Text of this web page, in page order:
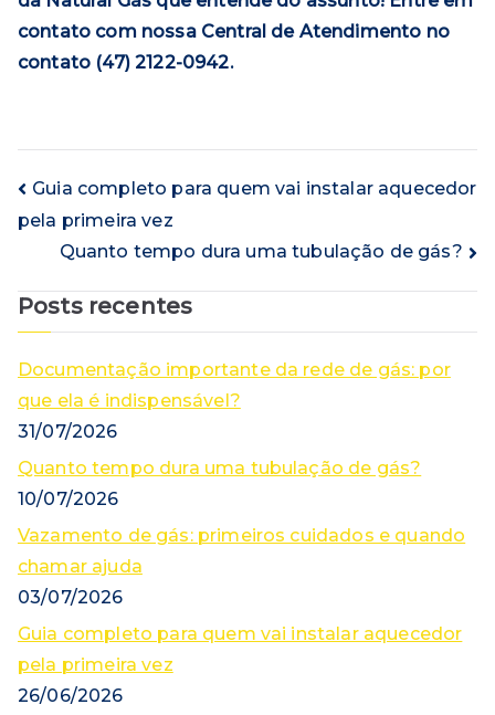
contato com nossa Central de Atendimento no
contato (47) 2122-0942.
Navegação
de
Post
Guia completo para quem vai instalar aquecedor
pela primeira vez
Quanto tempo dura uma tubulação de gás?
Posts recentes
Documentação importante da rede de gás: por
que ela é indispensável?
31/07/2026
Quanto tempo dura uma tubulação de gás?
10/07/2026
Vazamento de gás: primeiros cuidados e quando
chamar ajuda
03/07/2026
Guia completo para quem vai instalar aquecedor
pela primeira vez
26/06/2026